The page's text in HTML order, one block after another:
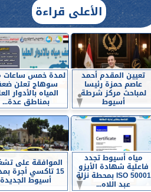
الأعلى قراءة
تعيين المقدم أحمد
عاصم حمزة رئيسا
لمباحث مركز شرطة
أسيوط
لمدة خمس ساعات
سوهاج تعلن
المياه بالأدوار
بمناطق عدة...
مياه أسيوط تجدد
فاعلية شهادة الأيزو
ISO 50001 بمحطة نزلة
عبد اللاه...
الموافقة على
15 تاكسي أجرة
أسيوط الجديدة